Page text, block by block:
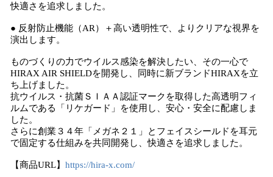
快適さを追求しました。
● 反射防止機能（AR）＋高い透明性で、よりクリアな視界を
演出します。
ものづくりの力でウイルス感染を解決したい、その一心で
HIRAX AIR SHIELDを開発し、同時に新ブランドHIRAXを立
ち上げました。
抗ウイルス・抗菌ＳＩＡＡ認証マークを取得した高透明フィ
ルムである「リケガード」を使用し、安心・安全に配慮しま
した。
さらに創業３４年「メガネ２１」とフェイスシールドを耳元
で固定する仕組みを共同開発し、快適さを追求しました。
【商品URL】 https://hira-x.com/